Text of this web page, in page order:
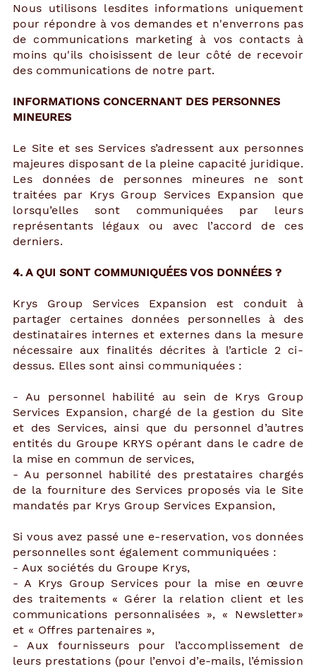
Nous utilisons lesdites informations uniquement
pour répondre à vos demandes et n'enverrons pas
de communications marketing à vos contacts à
moins qu'ils choisissent de leur côté de recevoir
des communications de notre part.
INFORMATIONS CONCERNANT DES PERSONNES
MINEURES
Le Site et ses Services s’adressent aux personnes
majeures disposant de la pleine capacité juridique.
Les données de personnes mineures ne sont
traitées par Krys Group Services Expansion que
lorsqu’elles sont communiquées par leurs
représentants légaux ou avec l’accord de ces
derniers.
4. A QUI SONT COMMUNIQUÉES VOS DONNÉES ?
Krys Group Services Expansion est conduit à
partager certaines données personnelles à des
destinataires internes et externes dans la mesure
nécessaire aux finalités décrites à l’article ‎2 ci-
dessus. Elles sont ainsi communiquées :
- Au personnel habilité au sein de Krys Group
Services Expansion, chargé de la gestion du Site
et des Services, ainsi que du personnel d’autres
entités du Groupe KRYS opérant dans le cadre de
la mise en commun de services,
- Au personnel habilité des prestataires chargés
de la fourniture des Services proposés via le Site
mandatés par Krys Group Services Expansion,
Si vous avez passé une e-reservation, vos données
personnelles sont également communiquées :
- Aux sociétés du Groupe Krys,
- A Krys Group Services pour la mise en œuvre
des traitements « Gérer la relation client et les
communications personnalisées », « Newsletter»
et « Offres partenaires »,
- Aux fournisseurs pour l’accomplissement de
leurs prestations (pour l’envoi d’e-mails, l’émission